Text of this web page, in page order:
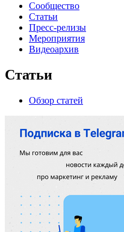
Сообщество
Статьи
Пресс-релизы
Мероприятия
Видеоархив
Статьи
Обзор статей